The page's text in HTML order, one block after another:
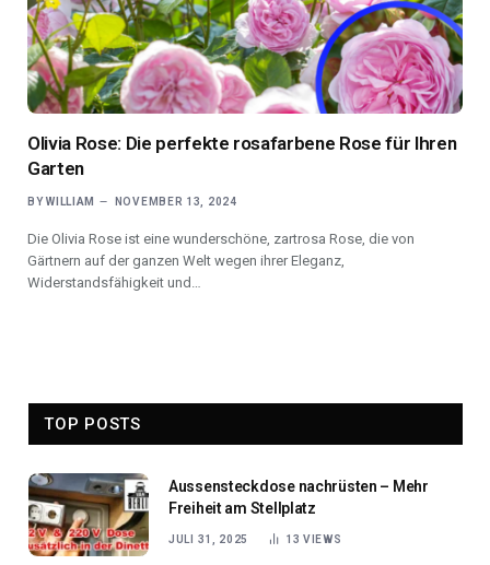
Olivia Rose: Die perfekte rosafarbene Rose für Ihren
Garten
BY WILLIAM NOVEMBER 13, 2024
Die Olivia Rose ist eine wunderschöne, zartrosa Rose, die von
Gärtnern auf der ganzen Welt wegen ihrer Eleganz,
Widerstandsfähigkeit und…
TOP POSTS
Aussensteckdose nachrüsten – Mehr
Freiheit am Stellplatz
JULI 31, 2025 13 VIEWS